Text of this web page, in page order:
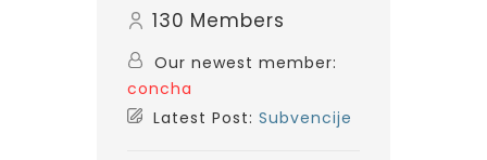
130 Members
Our newest member:
concha
Latest Post: Subvencije